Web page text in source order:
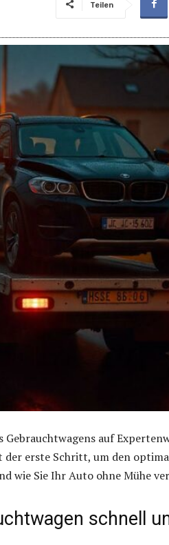
Teilen
auf
der erste Schritt, um den
wie Sie Ihr Auto ohne Mühe
schnell